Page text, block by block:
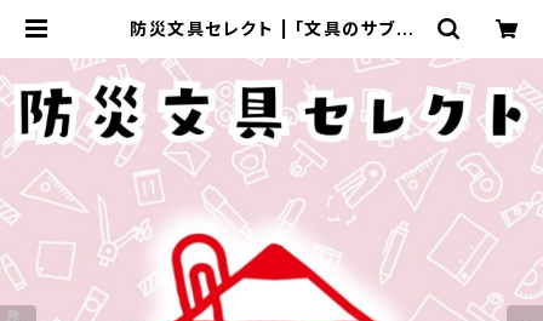
防災文具セレクト | 「文具のサブス